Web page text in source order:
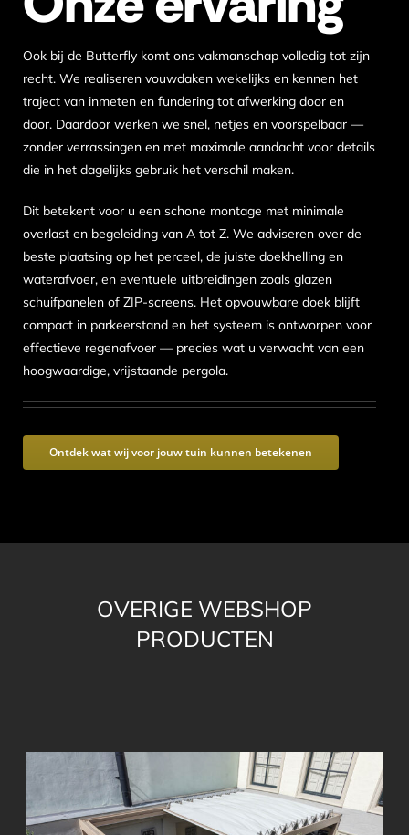
Ook bij de Butterfly komt ons vakmanschap volledig tot zijn
recht. We realiseren vouwdaken wekelijks en kennen het
traject van inmeten en fundering tot afwerking door en
door. Daardoor werken we snel, netjes en voorspelbaar —
zonder verrassingen en met maximale aandacht voor details
die in het dagelijks gebruik het verschil maken.
Dit betekent voor u een schone montage met minimale
overlast en begeleiding van A tot Z. We adviseren over de
beste plaatsing op het perceel, de juiste doekhelling en
waterafvoer, en eventuele uitbreidingen zoals glazen
schuifpanelen of ZIP-screens. Het opvouwbare doek blijft
compact in parkeerstand en het systeem is ontworpen voor
effectieve regenafvoer — precies wat u verwacht van een
hoogwaardige, vrijstaande pergola.
Ontdek wat wij voor jouw tuin kunnen betekenen
OVERIGE WEBSHOP
PRODUCTEN